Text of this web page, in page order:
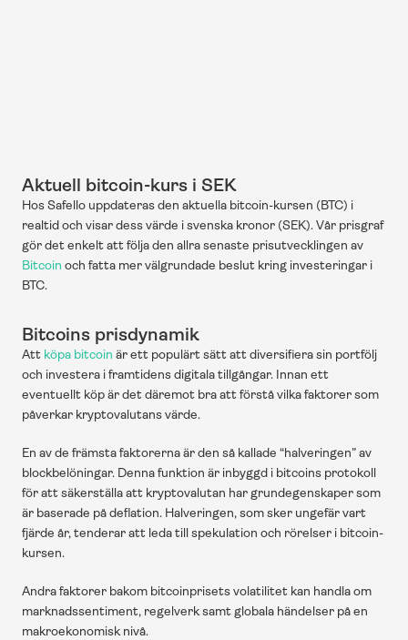
Aktuell bitcoin-kurs i SEK
Hos Safello uppdateras den aktuella bitcoin-kursen (BTC) i
realtid och visar dess värde i svenska kronor (SEK). Vår prisgraf
Bitcoin och fatta mer välgrundade beslut kring investeringar i
BTC.
Bitcoins prisdynamik
Att köpa bitcoin är ett populärt sätt att diversifiera sin portfölj
och investera i framtidens digitala tillgångar. Innan ett
eventuellt köp är det däremot bra att förstå vilka faktorer som
påverkar kryptovalutans värde.
En av de främsta faktorerna är den så kallade “halveringen” av
blockbelöningar. Denna funktion är inbyggd i bitcoins protokoll
för att säkerställa att kryptovalutan har grundegenskaper som
är baserade på deflation. Halveringen, som sker ungefär vart
fjärde år, tenderar att leda till spekulation och rörelser i bitcoin-
kursen.
Andra faktorer bakom bitcoinprisets volatilitet kan handla om
marknadssentiment, regelverk samt globala händelser på en
makroekonomisk nivå.